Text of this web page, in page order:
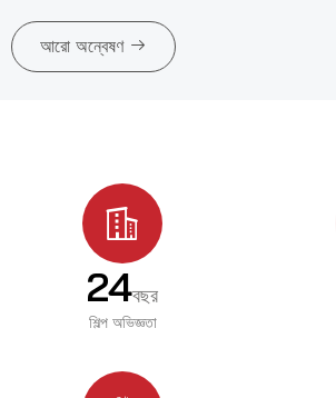
আরো অন্বেষণ
24বছর
শিল্প অভিজ্ঞতা